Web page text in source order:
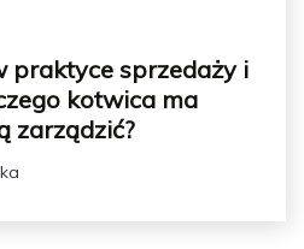
praktyce sprzedaży i
kotwica ma
zarządzić?